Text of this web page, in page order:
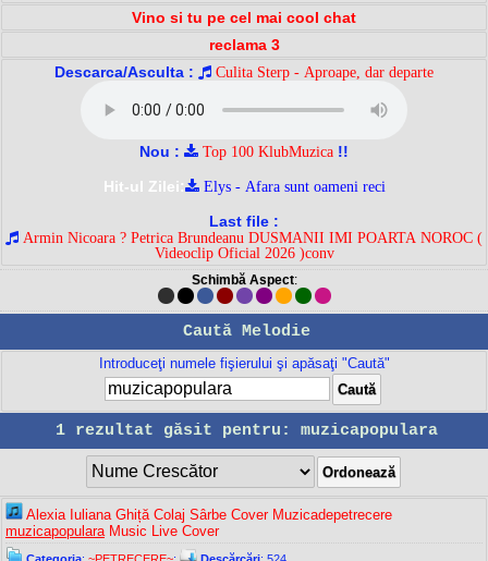
Vino si tu pe cel mai cool chat
reclama 3
Descarca/Asculta :
Culita Sterp - Aproape, dar departe
Nou : Top 100 KlubMuzica !!
Hit-ul Zilei:
Elys - Afara sunt oameni reci
Last file :
Armin Nicoara ? Petrica Brundeanu DUSMANII IMI POARTA NOROC (
Videoclip Oficial 2026 )conv
Schimbă Aspect:
Caută Melodie
Introduceţi numele fişierului şi apăsaţi "Caută"
1 rezultat găsit pentru: muzicapopulara
Alexia Iuliana Ghiță Colaj Sârbe Cover Muzicadepetrecere
muzicapopulara Music Live Cover